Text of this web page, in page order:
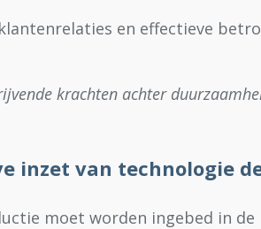
en effectieve
krachten achter
inzet van technologie
moet worden ingebed in